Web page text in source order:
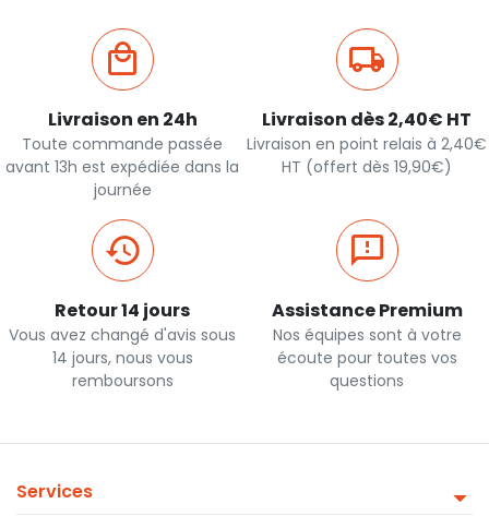
Livraison en 24h
Toute commande passée
avant 13h est expédiée dans la
journée
Livraison dès 2,40€ HT
Livraison en point relais à 2,40€
HT (offert dès 19,90€)
Retour 14 jours
Vous avez changé d'avis sous
14 jours, nous vous
remboursons
Assistance Premium
Nos équipes sont à votre
écoute pour toutes vos
questions
Services